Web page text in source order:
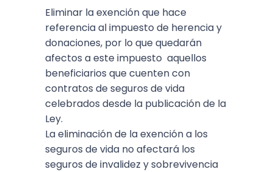
Eliminar la exención que hace
referencia al impuesto de herencia y
donaciones, por lo que quedarán
afectos a este impuesto aquellos
beneficiarios que cuenten con
contratos de seguros de vida
celebrados desde la publicación de la
Ley.
La eliminación de la exención a los
seguros de vida no afectará los
seguros de invalidez y sobrevivencia